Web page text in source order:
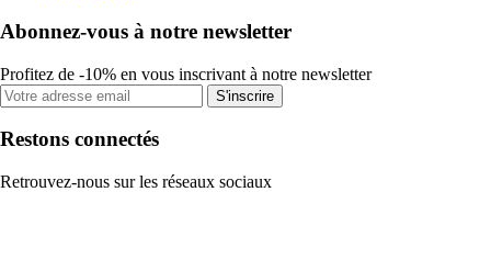
Abonnez-vous à notre newsletter
Profitez de -10% en vous inscrivant à notre newsletter
S'inscrire
Restons connectés
Retrouvez-nous sur les réseaux sociaux